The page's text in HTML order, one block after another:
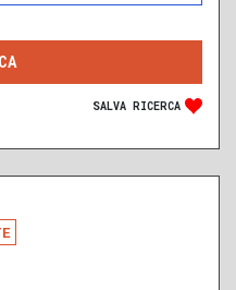
ANNUNCI IN ASTA
COSTRUZIONE
SALVA RICERCA